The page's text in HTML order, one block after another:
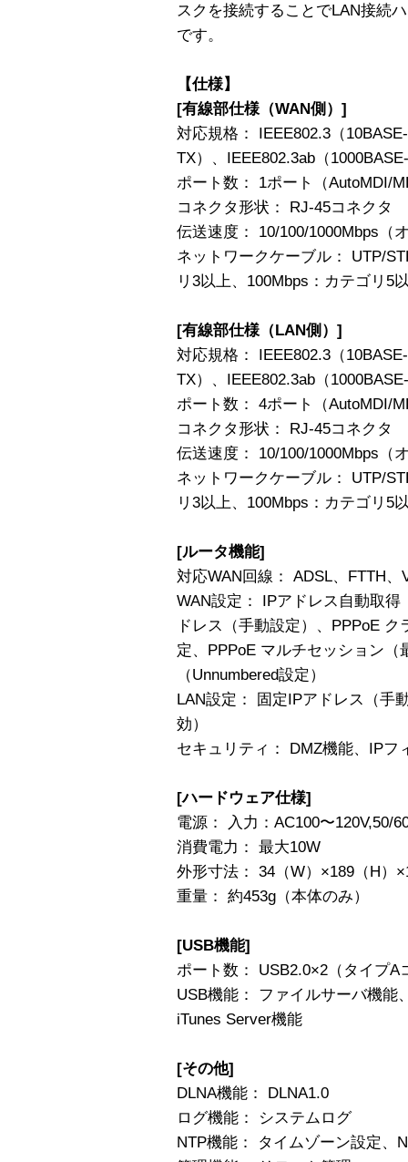
スクを接続することでLAN接続
です。
【仕様】
[有線部仕様（WAN側）]
対応規格： IEEE802.3（
TX）、IEEE802.3ab（
ポート数： 1ポート（AutoMDI/
コネクタ形状： RJ-45コネクタ
伝送速度： 10/100/1000Mbps（
ネットワークケーブル： UTP/
リ3以上、100Mbps：カテゴリ5
[有線部仕様（LAN側）]
対応規格： IEEE802.3（
TX）、IEEE802.3ab（
ポート数： 4ポート（AutoMDI/
コネクタ形状： RJ-45コネクタ
伝送速度： 10/100/1000Mbps（
ネットワークケーブル： UTP/
リ3以上、100Mbps：カテゴリ5
[ルータ機能]
対応WAN回線： ADSL、FTTH、
WAN設定： IPアドレス自動取
ドレス（手動設定）、PPPoE
定、PPPoE マルチセッション
（Unnumbered設定）
LAN設定： 固定IPアドレス（手
効）
セキュリティ： DMZ機能、IPフ
[ハードウェア仕様]
電源： 入力：AC100〜120V,50/
消費電力： 最大10W
外形寸法： 34（W）×189（H）
重量： 約453g（本体のみ）
[USB機能]
ポート数： USB2.0×2（タイプA
USB機能： ファイルサーバ機能
iTunes Server機能
[その他]
DLNA機能： DLNA1.0
ログ機能： システムログ
NTP機能： タイムゾーン設定、